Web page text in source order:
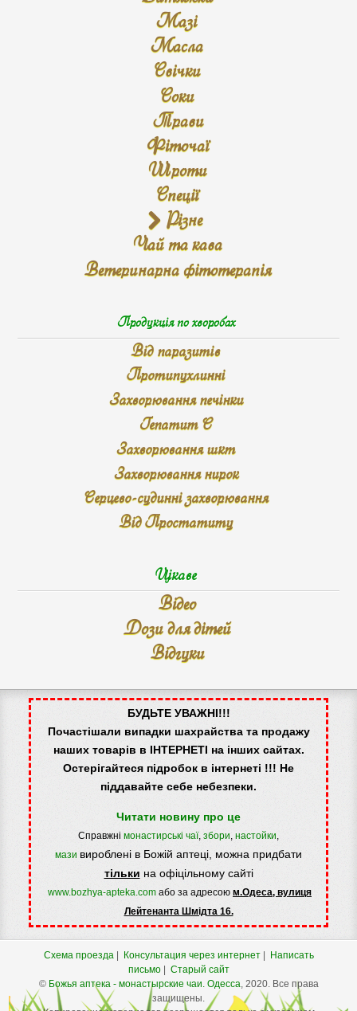
Мазі
Масла
Свічки
Соки
Трави
Фіточаї
Шроти
Спеції
Різне
Чай та кава
Ветеринарна фітотерапія
Продукція по хворобах
Від паразитів
Протипухлинні
Захворювання печінки
Гепатит С
Захворювання шкт
Захворювання нирок
Серцево-судинні захворювання
Від Простатиту
Цікаве
Відео
Дози для дітей
Відгуки
БУДЬТЕ УВАЖНІ!!!
Почастішали випадки шахрайства та продажу
наших товарів в ІНТЕРНЕТІ на інших сайтах.
Остерігайтеся підробок в інтернеті !!! Не
піддавайте себе небезпеки.
Читати новину про це
Справжні монастирські чаї, збори, настойки,
мази вироблені в Божій аптеці, можна придбати
тільки на офіцільному сайті
www.bozhya-apteka.com або за адресою м.Одеса, вулиця
Лейтенанта Шмідта 16.
Схема проезда| Консультация через интернет|
Написать
письмо| Старый сайт
© Божья аптека - монастырские чаи. Одесса, 2020. Все права
защищены.